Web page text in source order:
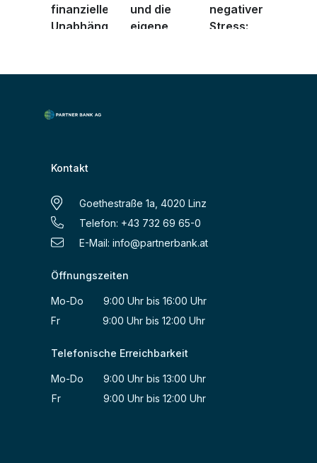
finanzielle
Unabhängigkeit
und die
eigene
negativer
Stress:
Kontakt
Goethestraße 1a, 4020 Linz
Telefon: +43 732 69 65-0
E-Mail: info@partnerbank.at
Öffnungszeiten
Mo-Do 9:00 Uhr bis 16:00 Uhr
Fr 9:00 Uhr bis 12:00 Uhr
Telefonische Erreichbarkeit
Mo-Do 9:00 Uhr bis 13:00 Uhr
Fr 9:00 Uhr bis 12:00 Uhr